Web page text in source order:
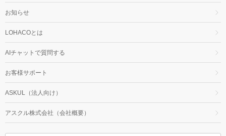
お知らせ
LOHACOとは
AIチャットで質問する
お客様サポート
ASKUL（法人向け）
アスクル株式会社（会社概要）